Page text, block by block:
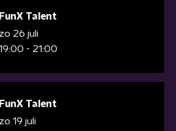
FunX Talent
zo 26 juli
- 21:00
FunX Talent
zo 19 juli